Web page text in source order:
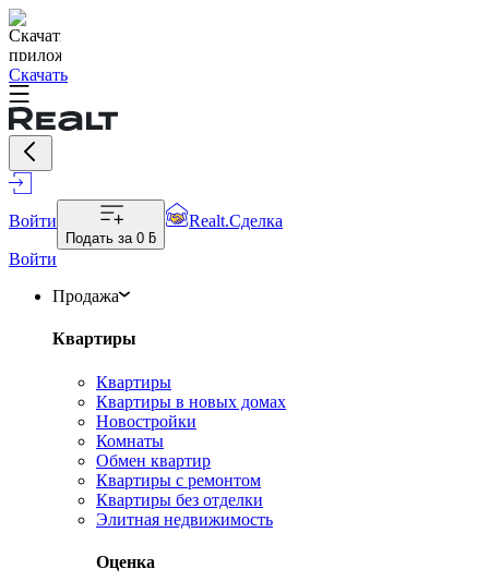
Скачать
Войти
Подать за 0 ƃ
Realt.Сделка
Войти
Продажа
Квартиры
Квартиры
Квартиры в новых домах
Новостройки
Комнаты
Обмен квартир
Квартиры с ремонтом
Квартиры без отделки
Элитная недвижимость
Оценка